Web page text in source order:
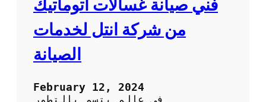
ت
م
ك
ف
فني صيانة غسالات اتوماتيك
من شركة انتل لخدمات
الصيانة
February 12, 2024
في عالم يتسم بالتطور